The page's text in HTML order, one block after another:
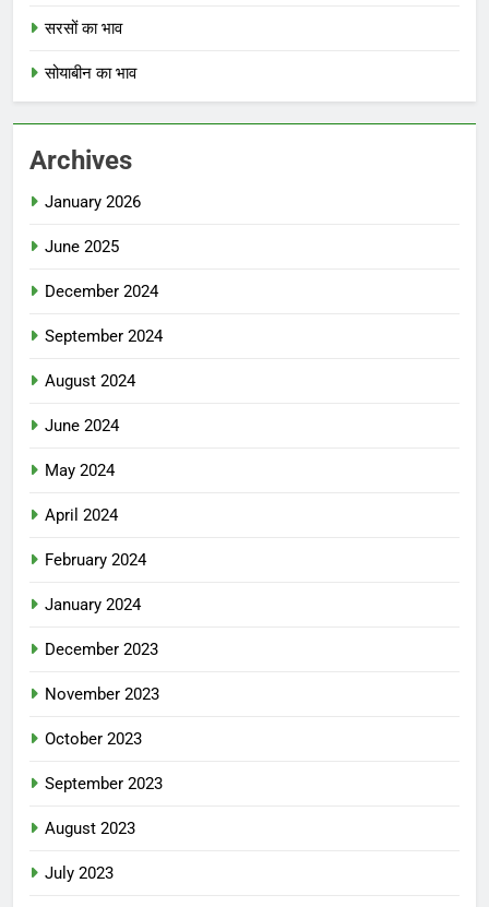
सरसों का भाव
सोयाबीन का भाव
Archives
January 2026
June 2025
December 2024
September 2024
August 2024
June 2024
May 2024
April 2024
February 2024
January 2024
December 2023
November 2023
October 2023
September 2023
August 2023
July 2023